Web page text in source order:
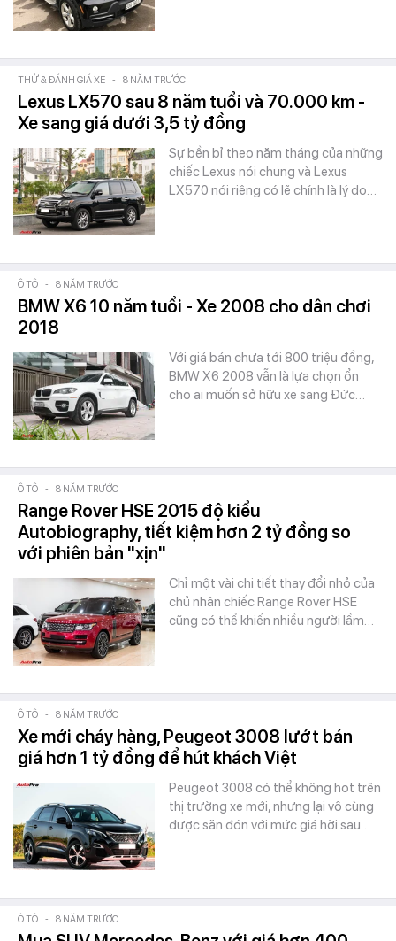
THỬ & ĐÁNH GIÁ XE - 8 NĂM TRƯỚC
Lexus LX570 sau 8 năm tuổi và 70.000 km -
Xe sang giá dưới 3,5 tỷ đồng
Sự bền bỉ theo năm tháng của những
chiếc Lexus nói chung và Lexus
LX570 nói riêng có lẽ chính là lý do…
Ô TÔ - 8 NĂM TRƯỚC
BMW X6 10 năm tuổi - Xe 2008 cho dân chơi
2018
Với giá bán chưa tới 800 triệu đồng,
BMW X6 2008 vẫn là lựa chọn ổn
cho ai muốn sở hữu xe sang Đức…
Ô TÔ - 8 NĂM TRƯỚC
Range Rover HSE 2015 độ kiểu
Autobiography, tiết kiệm hơn 2 tỷ đồng so
với phiên bản "xịn"
Chỉ một vài chi tiết thay đổi nhỏ của
chủ nhân chiếc Range Rover HSE
cũng có thể khiến nhiều người lầm…
Ô TÔ - 8 NĂM TRƯỚC
Xe mới cháy hàng, Peugeot 3008 lướt bán
giá hơn 1 tỷ đồng để hút khách Việt
Peugeot 3008 có thể không hot trên
thị trường xe mới, nhưng lại vô cùng
được săn đón với mức giá hời sau…
Ô TÔ - 8 NĂM TRƯỚC